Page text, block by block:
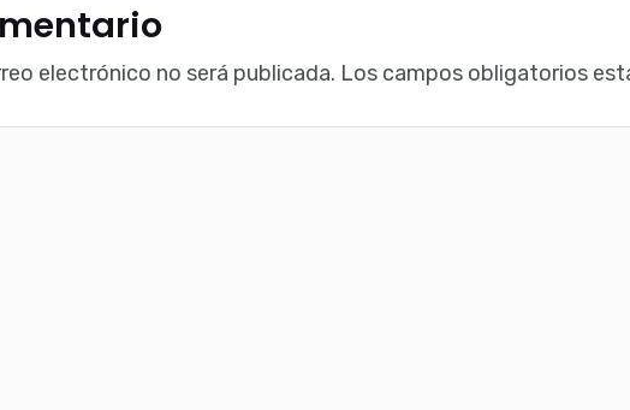
electrónico no será publicada. Los campos obligatorios